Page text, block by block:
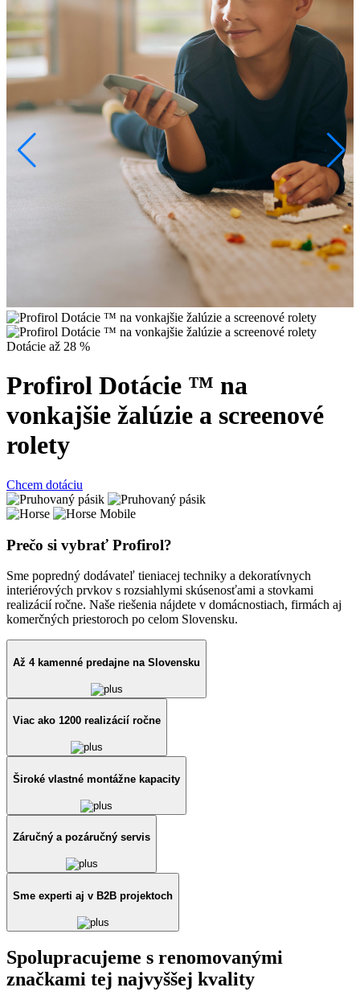
Dotácie až 28 %
Profirol Dotácie ™ na
vonkajšie žalúzie a screenové
rolety
Chcem dotáciu
Prečo si vybrať Profirol?
Sme popredný dodávateľ tieniacej techniky a dekoratívnych
interiérových prvkov s rozsiahlymi skúsenosťami a stovkami
realizácií ročne. Naše riešenia nájdete v domácnostiach, firmách aj
komerčných priestoroch po celom Slovensku.
Až 4 kamenné predajne na Slovensku
Viac ako 1200 realizácií ročne
Široké vlastné montážne kapacity
Záručný a pozáručný servis
Sme experti aj v B2B projektoch
Spolupracujeme s renomovanými
značkami tej najvyššej kvality